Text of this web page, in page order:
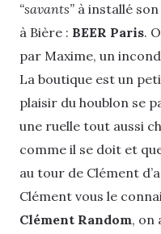
“savants” à installé
à Bière : BEER Paris.
par Maxime, un
La boutique est un
plaisir du houblon se
une ruelle tout aussi
comme il se doit et
au tour de Clément
Clément vous le
Clément Random, on